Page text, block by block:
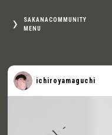
SAKANACOMMUNITY
MENU
ichiroyamaguchi